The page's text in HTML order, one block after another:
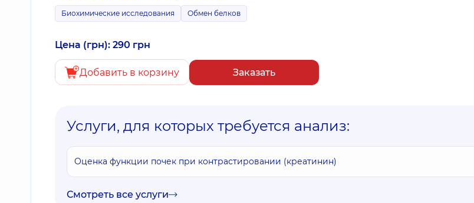
Биохимические исследования Обмен белков
Цена (грн): 290 грн
Добавить в корзину Заказать
Услуги, для которых требуется анализ:
Оценка функции почек при контрастировании (креатинин)
Смотреть все услуги